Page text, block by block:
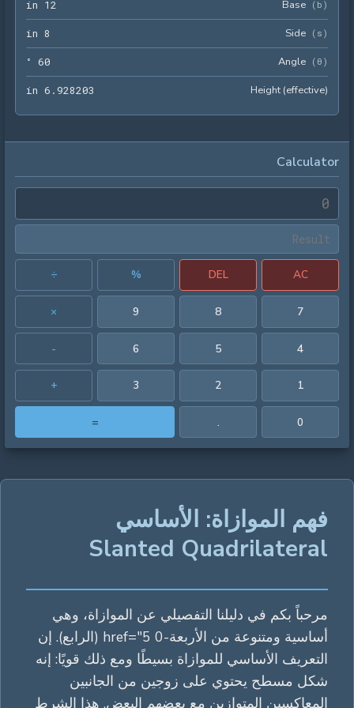
Base ( b )
12
Side ( s )
8
Angle ( θ )
60
°
Height (effective)
6 . 928203
Calculator
AC
DEL
%
÷
7
8
9
×
4
5
6
-
1
2
3
+
0
.
=
فهم الموازاة: الأساسي
Slanted Quadrilateral
مرحباً بكم في دليلنا التفصيلي عن الموازاة، وهي
أساسية ومتنوعة من الأربعة-0 href="5 (الرابع). إن
التعريف الأساسي للموازاة بسيطًا ومع ذلك قويًا: إنه
شكل مسطح يحتوي على زوجين من الجانبين
المعاكسين المتوازين مع بعضهم البعض. هذا الشرط